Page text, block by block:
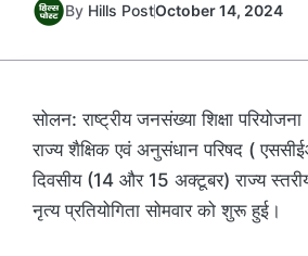
By Hills PostOctober 14, 2024
सोलन: राष्ट्रीय जनसंख्या शिक्षा
राज्य शैक्षिक एवं अनुसंधान परिषद (
दिवसीय (14 और 15 अक्टूबर) राज्य
नृत्य प्रतियोगिता सोमवार को शुरू हुई।